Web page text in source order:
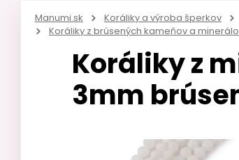
Manumi.sk Koráliky a výroba šperkov
Koráliky z brúsených kameňov a
Koráliky z
3mm